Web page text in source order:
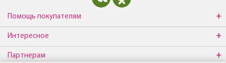
Помощь покупателям
Интересное
Партнерам